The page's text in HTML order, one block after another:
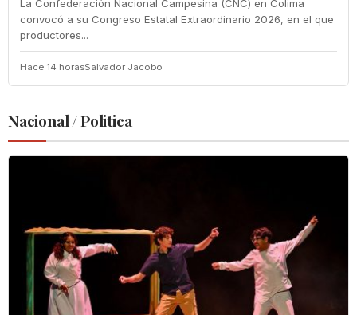
La Confederación Nacional Campesina (CNC) en Colima
convocó a su Congreso Estatal Extraordinario 2026, en el que
productores...
Hace 14 horasSalvador Jacobo
Nacional / Politica